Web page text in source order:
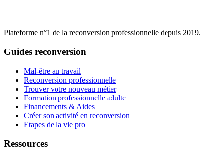
Plateforme n°1 de la reconversion professionnelle depuis 2019.
Guides reconversion
Mal-être au travail
Reconversion professionnelle
Trouver votre nouveau métier
Formation professionnelle adulte
Financements & Aides
Créer son activité en reconversion
Etapes de la vie pro
Ressources